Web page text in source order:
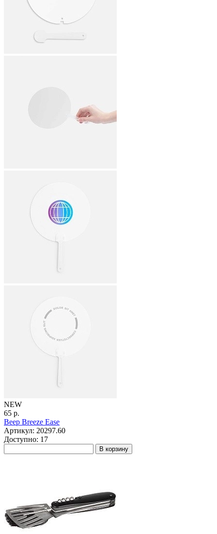
NEW
65 р.
Веер Breeze Ease
Артикул: 20297.60
Доступно: 17
В корзину